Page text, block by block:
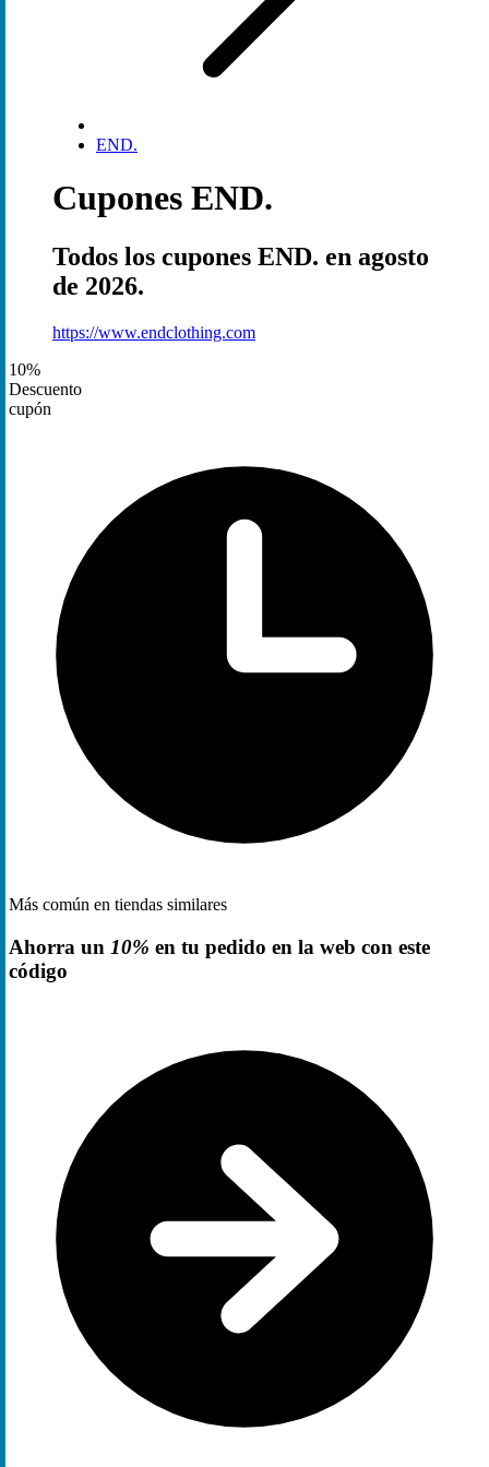
END.
Cupones END.
Todos los cupones END. en agosto
de 2026.
https://www.endclothing.com
10%
Descuento
cupón
Más común en tiendas similares
Ahorra un 10% en tu pedido en la web con este
código